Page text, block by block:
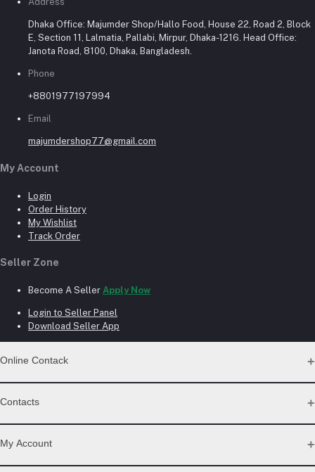
Dhaka Office: Majumder Shop/Hallo Food, House 22, Road 2, Block
E, Section 11, Lalmatia, Pallabi, Mirpur, Dhaka-1216. Head Office:
Janota Road, 8100, Dhaka, Bangladesh.
Phone
+8801977197994
Email
majumdershop77@gmail.com
My Account
Login
Order History
My Wishlist
Track Order
Seller Zone
Become A Seller Apply Now
Login to Seller Panel
Download Seller App
Online Contack
Contacts
Address
My Account